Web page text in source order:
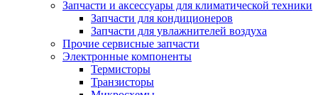
Запчасти и аксессуары для климатической техники
Запчасти для кондиционеров
Запчасти для увлажнителей воздуха
Прочие сервисные запчасти
Электронные компоненты
Термисторы
Транзисторы